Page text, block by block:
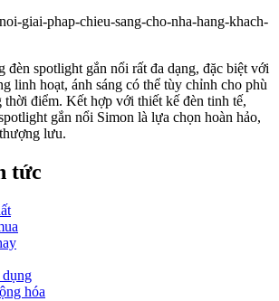
đèn spotlight gắn nổi rất đa dạng, đặc biệt với
linh hoạt, ánh sáng có thể tùy chỉnh cho phù
điểm. Kết hợp với thiết kế đèn tinh tế,
gắn nổi Simon là lựa chọn hoàn hảo,
lưu.
tức
hóa